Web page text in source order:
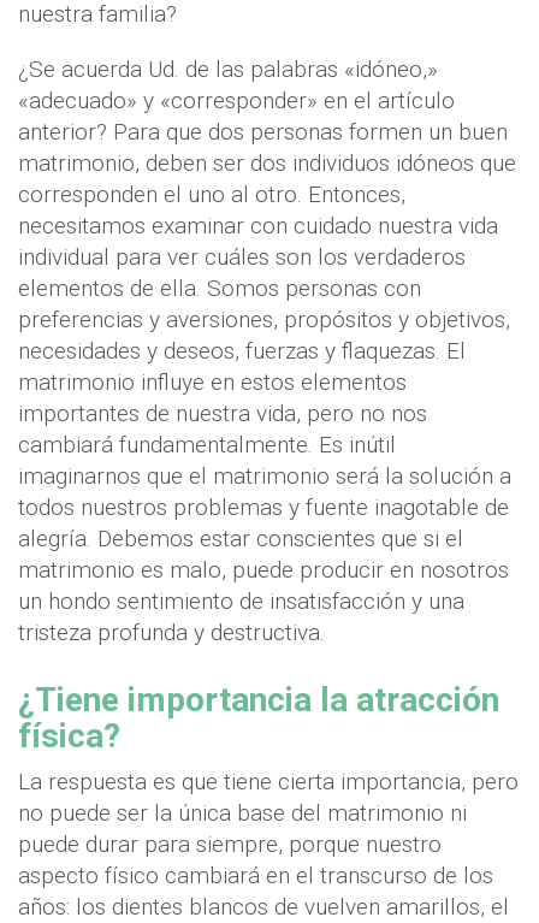
nuestra familia?
¿Se acuerda Ud. de las palabras «idóneo,»
«adecuado» y «corresponder» en el artículo
anterior? Para que dos personas formen un buen
matrimonio, deben ser dos individuos idóneos que
corresponden el uno al otro. Entonces,
necesitamos examinar con cuidado nuestra vida
individual para ver cuáles son los verdaderos
elementos de ella. Somos personas con
preferencias y aversiones, propósitos y objetivos,
necesidades y deseos, fuerzas y flaquezas. El
matrimonio influye en estos elementos
importantes de nuestra vida, pero no nos
cambiará fundamentalmente. Es inútil
imaginarnos que el matrimonio será la solución a
todos nuestros problemas y fuente inagotable de
alegría. Debemos estar conscientes que si el
matrimonio es malo, puede producir en nosotros
un hondo sentimiento de insatisfacción y una
tristeza profunda y destructiva.
¿Tiene importancia la atracción
física?
La respuesta es que tiene cierta importancia, pero
no puede ser la única base del matrimonio ni
puede durar para siempre, porque nuestro
aspecto físico cambiará en el transcurso de los
años: los dientes blancos de vuelven amarillos, el